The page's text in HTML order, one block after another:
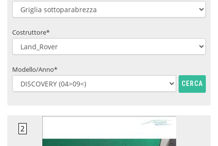
Costruttore*
Modello/Anno*
CERCA